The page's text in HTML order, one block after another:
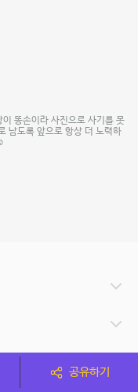
똥손이라 사진으로 사기를 못
남도록 앞으로 항상 더 노력하
공유하기